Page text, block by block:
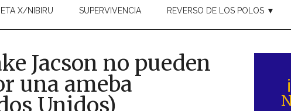
X/NIBIRU SUPERVIVENCIA REVERSO DE LOS POLOS ▼
Jacson no pueden
una ameba
Unidos)